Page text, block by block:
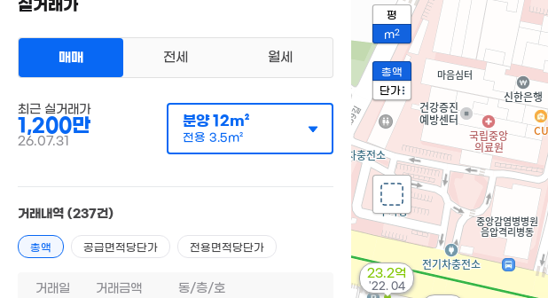
23.2억
'22. 04
평
m2
총액
단가
실거래가
매매 전세 월세
최근 실거래가
1,200만
26.07.31
분양12m²
전용 3.5m²
거래내역 (237건)
총액 공급면적당단가 전용면적당단가
거래일 거래금액 동/층/호